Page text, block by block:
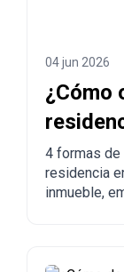
04 jun 2026
¿Cómo
4 formas
residencia
inmueble,